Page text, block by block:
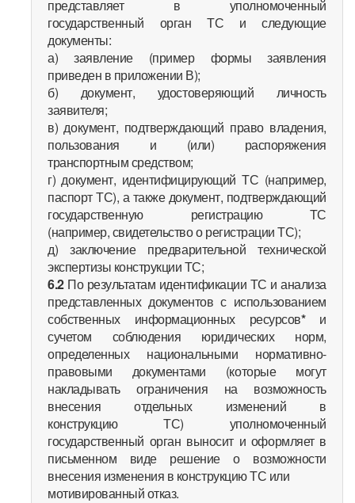
представляет в уполномоченный
государственный орган ТС и следующие
документы:
а) заявление (пример формы заявления
приведен в приложении В);
б) документ, удостоверяющий личность
заявителя;
в) документ, подтверждающий право владения,
пользования и (или) распоряжения
транспортным средством;
г) документ, идентифицирующий ТС (например,
паспорт ТС), а также документ, подтверждающий
государственную регистрацию ТС
(например, свидетельство о регистрации ТС);
д) заключение предварительной технической
экспертизы конструкции ТС;
6.2По результатам идентификации ТС и анализа
представленных документов с использованием
собственных информационных ресурсов*и
сучетом соблюдения юридических норм,
определенных национальными нормативно-
правовыми документами (которые могут
накладывать ограничения на возможность
внесения отдельных изменений в
конструкцию ТС) уполномоченный
государственный орган выносит и оформляет в
письменном виде решение о возможности
внесения изменения в конструкцию ТС или
мотивированный отказ.